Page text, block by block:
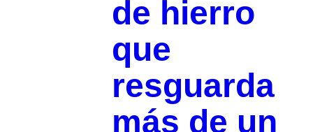
de hierro
que
resguarda
más de un